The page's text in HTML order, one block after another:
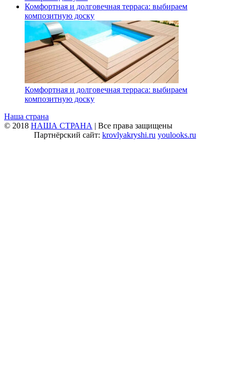
Комфортная и долговечная терраса: выбираем
композитную доску
Комфортная и долговечная терраса: выбираем
композитную доску
Наша страна
© 2018 НАША СТРАНА | Все права защищены
Партнёрский сайт: krovlyakryshi.ru youlooks.ru